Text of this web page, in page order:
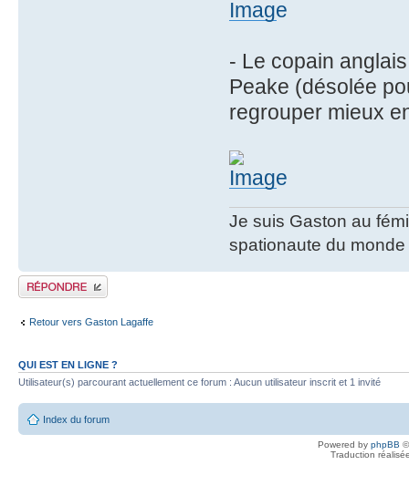
- Le copain
Peake (désolée
regrouper mieux
Je suis Gaston au
spationaute du monde
Publier une réponse
Retour vers Gaston Lagaffe
QUI EST EN LIGNE ?
Utilisateur(s) parcourant actuellement ce forum : Aucun utilisateur inscrit et 1 invité
Index du forum
Powered by phpBB
Traduction